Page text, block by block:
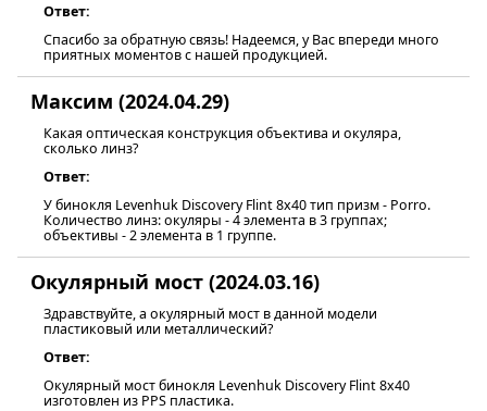
Ответ:
Спасибо за обратную связь! Надеемся, у Вас впереди много
приятных моментов с нашей продукцией.
Максим (2024.04.29)
Какая оптическая конструкция объектива и окуляра,
сколько линз?
Ответ:
У бинокля Levenhuk Discovery Flint 8x40 тип призм - Porro.
Количество линз: окуляры - 4 элемента в 3 группах;
объективы - 2 элемента в 1 группе.
Окулярный мост (2024.03.16)
Здравствуйте, а окулярный мост в данной модели
пластиковый или металлический?
Ответ:
Окулярный мост бинокля Levenhuk Discovery Flint 8x40
изготовлен из PPS пластика.